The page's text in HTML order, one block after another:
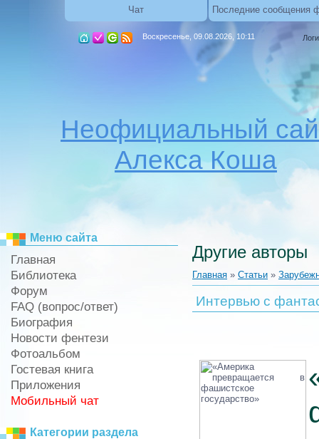
Чат Последние сообщения
Воскресенье, 09.08.2026, 10:11
Неофициальный
Алекса Коша
Меню сайта
Главная
Библиотека
Форум
FAQ (вопрос/ответ)
Биография
Новости фентези
Фотоальбом
Гостевая книга
Приложения
Мобильный чат
Категории раздела
Другие авторы
Главная » Статьи »
Интервью с